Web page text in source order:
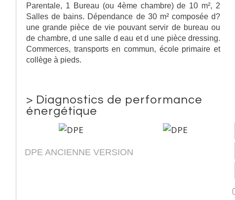
Parentale, 1 Bureau (ou 4ème chambre) de 10 m², 2
Salles de bains. Dépendance de 30 m² composée d?
une grande pièce de vie pouvant servir de bureau ou
de chambre, d une salle d eau et d une pièce dressing.
Commerces, transports en commun, école primaire et
collège à pieds.
> Diagnostics de performance
énergétique
DPE ANCIENNE VERSION